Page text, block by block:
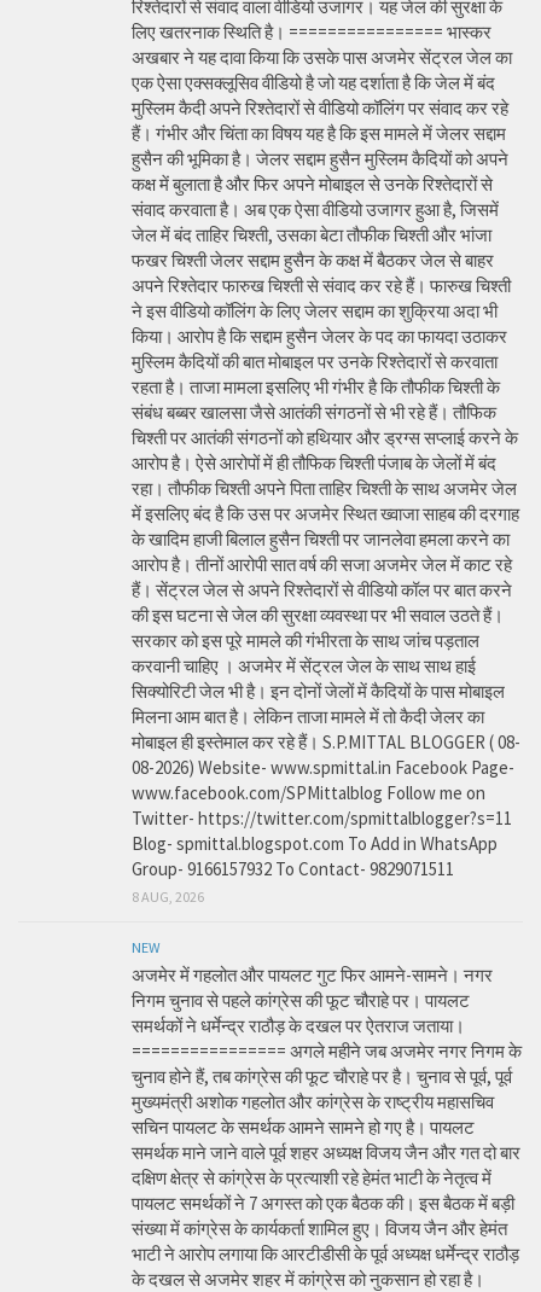
रिश्तेदारों से संवाद वाला वीडियो उजागर। यह जेल की सुरक्षा के
लिए खतरनाक स्थिति है। ================ भास्कर
अखबार ने यह दावा किया कि उसके पास अजमेर सेंट्रल जेल का
एक ऐसा एक्सक्लूसिव वीडियो है जो यह दर्शाता है कि जेल में बंद
मुस्लिम कैदी अपने रिश्तेदारों से वीडियो कॉलिंग पर संवाद कर रहे
हैं। गंभीर और चिंता का विषय यह है कि इस मामले में जेलर सद्दाम
हुसैन की भूमिका है। जेलर सद्दाम हुसैन मुस्लिम कैदियों को अपने
कक्ष में बुलाता है और फिर अपने मोबाइल से उनके रिश्तेदारों से
संवाद करवाता है। अब एक ऐसा वीडियो उजागर हुआ है, जिसमें
जेल में बंद ताहिर चिश्ती, उसका बेटा तौफीक चिश्ती और भांजा
फखर चिश्ती जेलर सद्दाम हुसैन के कक्ष में बैठकर जेल से बाहर
अपने रिश्तेदार फारुख चिश्ती से संवाद कर रहे हैं। फारुख चिश्ती
ने इस वीडियो कॉलिंग के लिए जेलर सद्दाम का शुक्रिया अदा भी
किया। आरोप है कि सद्दाम हुसैन जेलर के पद का फायदा उठाकर
मुस्लिम कैदियों की बात मोबाइल पर उनके रिश्तेदारों से करवाता
रहता है। ताजा मामला इसलिए भी गंभीर है कि तौफीक चिश्ती के
संबंध बब्बर खालसा जैसे आतंकी संगठनों से भी रहे हैं। तौफिक
चिश्ती पर आतंकी संगठनों को हथियार और ड्रग्स सप्लाई करने के
आरोप है। ऐसे आरोपों में ही तौफिक चिश्ती पंजाब के जेलों में बंद
रहा। तौफीक चिश्ती अपने पिता ताहिर चिश्ती के साथ अजमेर जेल
में इसलिए बंद है कि उस पर अजमेर स्थित ख्वाजा साहब की दरगाह
के खादिम हाजी बिलाल हुसैन चिश्ती पर जानलेवा हमला करने का
आरोप है। तीनों आरोपी सात वर्ष की सजा अजमेर जेल में काट रहे
हैं। सेंट्रल जेल से अपने रिश्तेदारों से वीडियो कॉल पर बात करने
की इस घटना से जेल की सुरक्षा व्यवस्था पर भी सवाल उठते हैं।
सरकार को इस पूरे मामले की गंभीरता के साथ जांच पड़ताल
करवानी चाहिए । अजमेर में सेंट्रल जेल के साथ साथ हाई
सिक्योरिटी जेल भी है। इन दोनों जेलों में कैदियों के पास मोबाइल
मिलना आम बात है। लेकिन ताजा मामले में तो कैदी जेलर का
मोबाइल ही इस्तेमाल कर रहे हैं। S.P.MITTAL BLOGGER ( 08-
08-2026) Website- www.spmittal.in Facebook Page-
www.facebook.com/SPMittalblog Follow me on
Twitter- https://twitter.com/spmittalblogger?s=11
Blog- spmittal.blogspot.com To Add in WhatsApp
Group- 9166157932 To Contact- 9829071511
8 AUG, 2026
NEW
अजमेर में गहलोत और पायलट गुट फिर आमने-सामने। नगर
निगम चुनाव से पहले कांग्रेस की फूट चौराहे पर। पायलट
समर्थकों ने धर्मेन्द्र राठौड़ के दखल पर ऐतराज जताया।
================ अगले महीने जब अजमेर नगर निगम के
चुनाव होने हैं, तब कांग्रेस की फूट चौराहे पर है। चुनाव से पूर्व, पूर्व
मुख्यमंत्री अशोक गहलोत और कांग्रेस के राष्ट्रीय महासचिव
सचिन पायलट के समर्थक आमने सामने हो गए है। पायलट
समर्थक माने जाने वाले पूर्व शहर अध्यक्ष विजय जैन और गत दो बार
दक्षिण क्षेत्र से कांग्रेस के प्रत्याशी रहे हेमंत भाटी के नेतृत्व में
पायलट समर्थकों ने 7 अगस्त को एक बैठक की। इस बैठक में बड़ी
संख्या में कांग्रेस के कार्यकर्ता शामिल हुए। विजय जैन और हेमंत
भाटी ने आरोप लगाया कि आरटीडीसी के पूर्व अध्यक्ष धर्मेन्द्र राठौड़
के दखल से अजमेर शहर में कांग्रेस को नुकसान हो रहा है।